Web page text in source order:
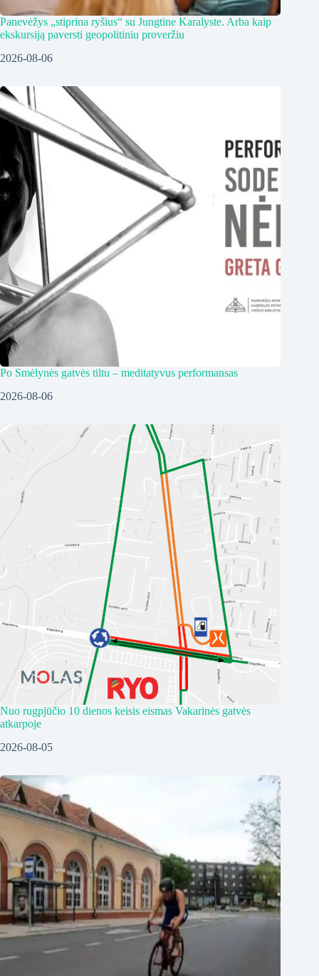
Panevėžys „stiprina ryšius“ su Jungtine Karalyste. Arba kaip
ekskursiją paversti geopolitiniu proveržiu
2026-08-06
Po Smėlynės gatvės tiltu – meditatyvus performansas
2026-08-06
Nuo rugpjūčio 10 dienos keisis eismas Vakarinės gatvės
atkarpoje
2026-08-05